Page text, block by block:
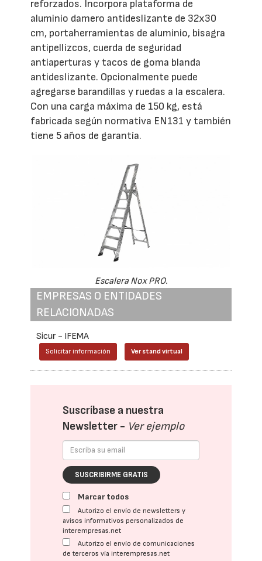
reforzados. Incorpora plataforma de
aluminio damero antideslizante de 32x30
cm, portaherramientas de aluminio, bisagra
antipellizcos, cuerda de seguridad
antiaperturas y tacos de goma blanda
antideslizante. Opcionalmente puede
agregarse barandillas y ruedas a la escalera.
Con una carga máxima de 150 kg, está
fabricada según normativa EN131 y también
tiene 5 años de garantía.
Escalera Nox PRO.
EMPRESAS O ENTIDADES
RELACIONADAS
Sicur - IFEMA
Solicitar información Ver stand virtual
Suscríbase a nuestra
Newsletter - Ver ejemplo
SUSCRIBIRME GRATIS
Marcar todos
Autorizo el envío de newsletters y
avisos informativos personalizados de
interempresas.net
Autorizo el envío de comunicaciones
de terceros vía interempresas.net